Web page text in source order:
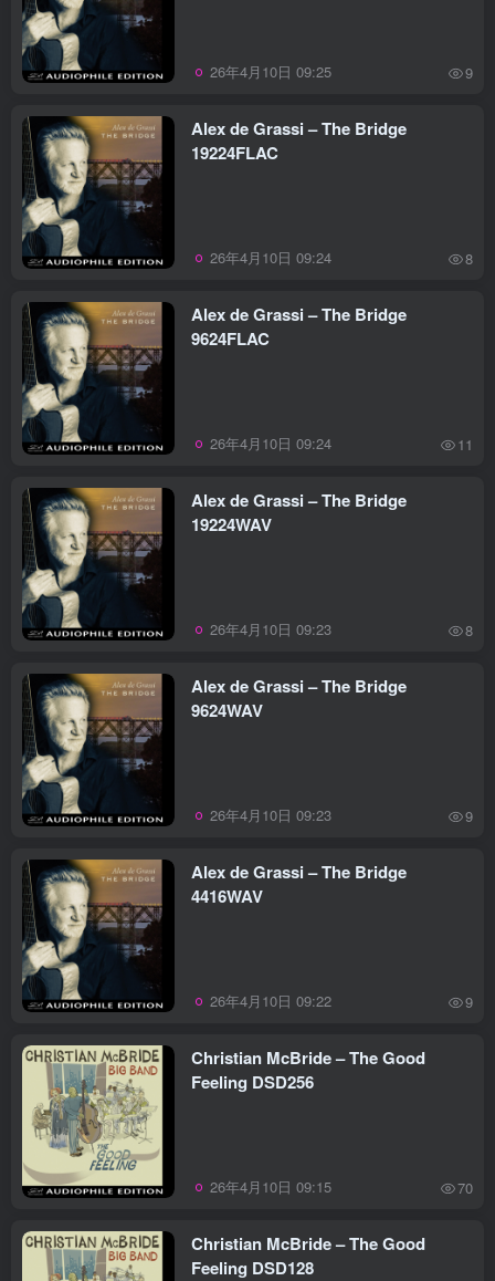
26年4月10日 09:25 9
Alex de Grassi – The Bridge
19224FLAC
26年4月10日 09:24 8
Alex de Grassi – The Bridge
9624FLAC
26年4月10日 09:24 11
Alex de Grassi – The Bridge
19224WAV
26年4月10日 09:23 8
Alex de Grassi – The Bridge
9624WAV
26年4月10日 09:23 9
Alex de Grassi – The Bridge
4416WAV
26年4月10日 09:22 9
Christian McBride – The Good
Feeling DSD256
26年4月10日 09:15 70
Christian McBride – The Good
Feeling DSD128